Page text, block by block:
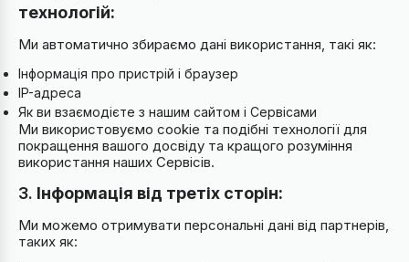
технологій:
Ми автоматично збираємо дані використання, такі як:
Інформація про пристрій і браузер
IP-адреса
Як ви взаємодієте з нашим сайтом і Сервісами
Ми використовуємо cookie та подібні технології для
покращення вашого досвіду та кращого розуміння
використання наших Сервісів.
3. Інформація від третіх сторін:
Ми можемо отримувати персональні дані від партнерів,
таких як: